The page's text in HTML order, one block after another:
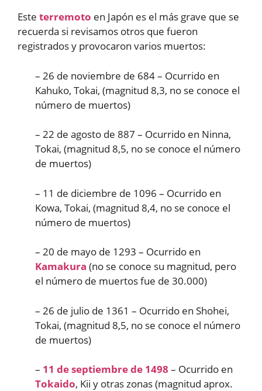
Este terremoto en Japón es el más grave que se
recuerda si revisamos otros que fueron
registrados y provocaron varios muertos:
– 26 de noviembre de 684 – Ocurrido en
Kahuko, Tokai, (magnitud 8,3, no se conoce el
número de muertos)
– 22 de agosto de 887 – Ocurrido en Ninna,
Tokai, (magnitud 8,5, no se conoce el número
de muertos)
– 11 de diciembre de 1096 – Ocurrido en
Kowa, Tokai, (magnitud 8,4, no se conoce el
número de muertos)
– 20 de mayo de 1293 – Ocurrido en
Kamakura (no se conoce su magnitud, pero
el número de muertos fue de 30.000)
– 26 de julio de 1361 – Ocurrido en Shohei,
Tokai, (magnitud 8,5, no se conoce el número
de muertos)
– 11 de septiembre de 1498 – Ocurrido en
Tokaido, Kii y otras zonas (magnitud aprox.